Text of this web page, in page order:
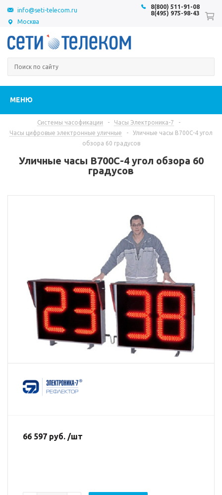
Москва
8(800) 511-91-08
8(495) 975-98-43
info@seti-telecom.ru
МЕНЮ
Системы часофикации - Часы Электроника-7
-
Часы цифровые электронные уличные
-
Уличные часы В700С-4 угол
обзора 60 градусов
Уличные часы В700С-4 угол обзора 60
градусов
66 597 руб. /шт